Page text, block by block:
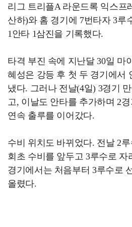
리그 트리플A 라운드록 익스프
산하)와 홈 경기에 7번타자 3루
1안타 1삼진을 기록했다.
타격 부진 속에 지난달 30일 마
혜성은 강등 후 첫 두 경기에서
냈다. 그러나 전날(4일) 3경기
고, 이날도 안타를 추가하며 2경
연속 출루를 이어갔다.
수비 위치도 바뀌었다. 전날 2
회초 수비를 앞두고 3루수로
경기에서는 처음부터 3루수로
올렸다.